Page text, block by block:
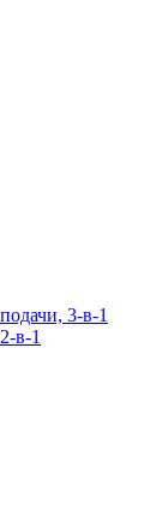
3-в-1
в-1